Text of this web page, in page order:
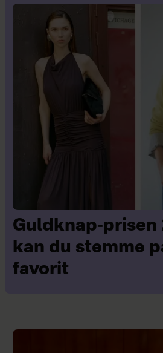
Guldknap-prisen
kan du stemme
favorit